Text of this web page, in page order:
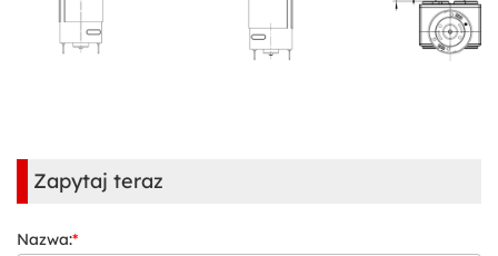
Zapytaj teraz
Nazwa:*